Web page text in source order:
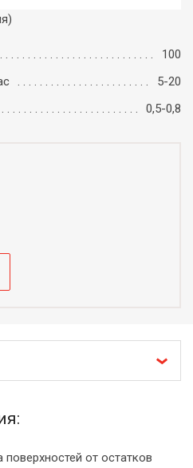
100
5-20
0,5-0,8
от остатков